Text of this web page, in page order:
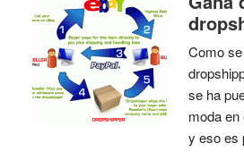
Como
se ha
moda
y eso es